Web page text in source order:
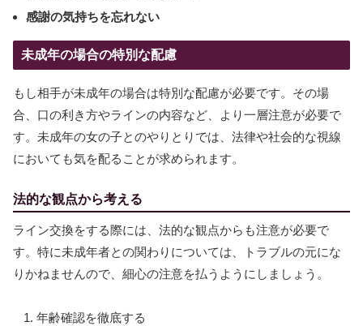
感謝の気持ちを忘れない
未成年の場合の特別な配慮
もし相手が未成年の場合は特別な配慮が必要です。その場
合、口の利き方やラインの内容など、より一層注意が必要で
す。未成年の女の子とのやりとりでは、法律や社会的な視線
においても気を配ることが求められます。
法的な観点から考える
ライン交換をする際には、法的な観点からも注意が必要で
す。特に未成年者との関わりについては、トラブルの元にな
りかねませんので、細心の注意を払うようにしましょう。
年齢確認を徹底する